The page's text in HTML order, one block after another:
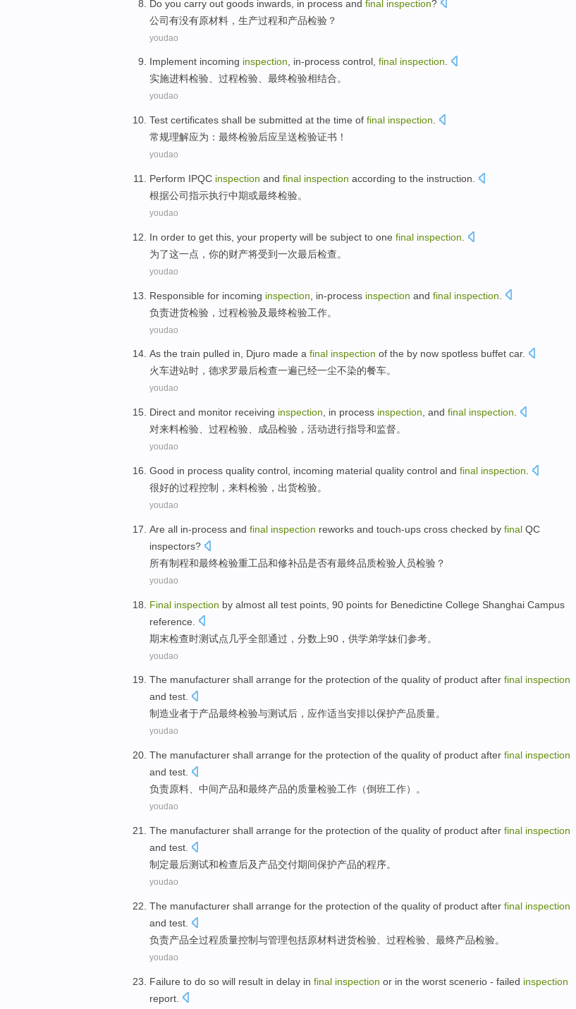
Do you carry out goods inwards in process and final inspection?
公司有没有原材料 ， 生产过程和产品检验？
youdao
Implement incoming inspection, in-process control, final inspection.
实施进料检验、 过程检验、 最终检验相结合。
youdao
Test certificates shall be submitted at the time of final inspection
常规理解应为： 最终检验后应呈送检验证书 ！
youdao
Perform IPQC inspection and final inspection according to the instruction
根据公司指示执行中期或最终检验。
youdao
In order to get this your property will be subject to one final inspection
为了这一点， 你的财产将受到一次最后检查。
youdao
Responsible for incoming inspection in-process inspection and final inspection
负责进货检验 ， 过程检验及最终检验工作。
youdao
As the train pulled in, Djuro made a final inspection of the by now spotless buffet car.
火车进站时，德求罗最后检查一遍已经一尘不染的餐车。
youdao
Direct and monitor receiving inspection , in process inspection , and final inspection
对来料检验 过程检验、 成品检验，活动进行指导和监督。
youdao
Good in process quality control incoming material quality control and final inspection
很好的过程控制 ， 来料检验 ， 出货检验。
youdao
Are all in-process and final inspection reworks and touch-ups cross checked by final QC
inspectors?
所有制程和最终检验重工品和修补品是否有最终品质检验人员检验？
youdao
Final inspection by almost all test points , 90 points for Benedictine College Shanghai Campus
reference
期末检查时测试点 几乎全部通过 ， 分数 上90， 供学弟学妹们参考。
youdao
The manufacturer shall arrange for the protection of the quality of product after final inspection
and test.
制造业者于产品最终检验与测试后 ， 应作适当安排以保护产品质量。
youdao
The manufacturer shall arrange for the protection of the quality of product after final inspection
and test.
负责原料、中间产品和最终产品的质量检验工作（倒班工作）。
youdao
The manufacturer shall arrange for the protection of the quality of product after final inspection
and test
制定最后测试和检查后及产品交付期间保护产品的程序。
youdao
The manufacturer shall arrange for the protection of the quality of product after final inspection
and test.
负责产品全过程质量控制与管理包括原材料进货检验 、过程检验、 最终产品检验。
youdao
Failure to do so will result in delay in final inspection or in the worst scenerio - failed inspection
report